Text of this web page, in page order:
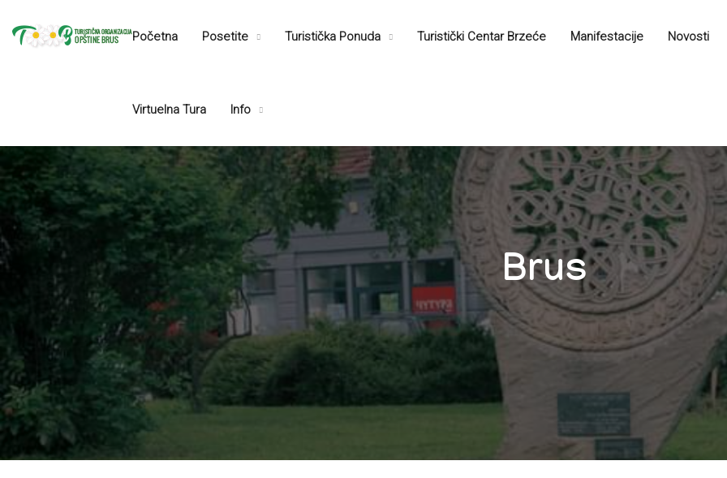
Početna Posetite Turistička Ponuda Turistički Centar Brzećе Manifestacije Novosti
Virtuelna Tura Info
Brus